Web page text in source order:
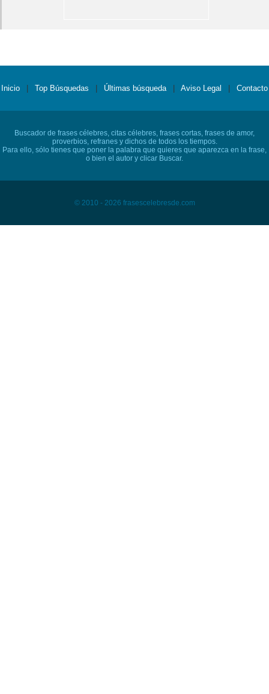
Inicio Top Búsquedas Últimas búsqueda Aviso Legal Contacto
Buscador de frases célebres, citas célebres, frases cortas, frases de amor,
proverbios, refranes y dichos de todos los tiempos.
Para ello, sólo tienes que poner la palabra que quieres que aparezca en la frase,
o bien el autor y clicar Buscar.
© 2010 - 2026 frasescelebresde.com